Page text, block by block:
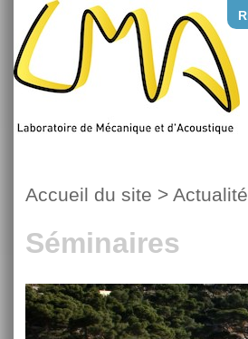
Accueil du site >
Séminaires